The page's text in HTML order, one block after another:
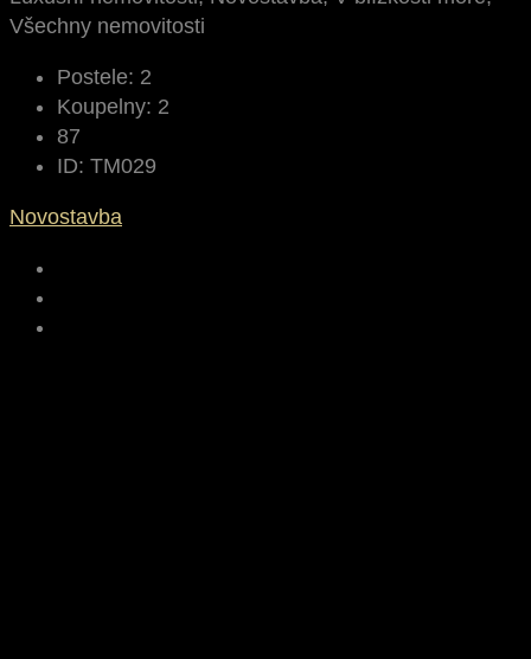
Všechny nemovitosti
Postele: 2
Koupelny: 2
87
ID: TM029
Novostavba